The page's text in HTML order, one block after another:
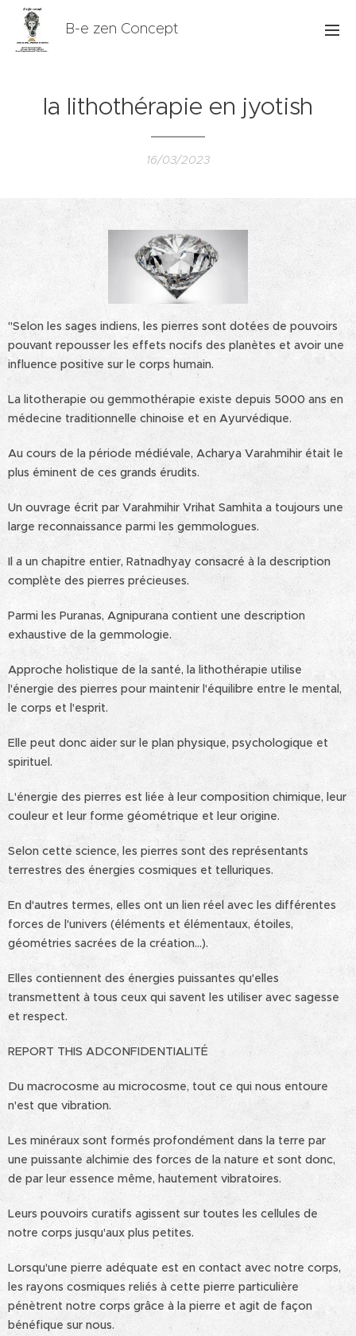
B-e zen Concept
la lithothérapie en jyotish
16/03/2023
"Selon les sages indiens, les pierres sont dotées de pouvoirs
pouvant repousser les effets nocifs des planètes et avoir une
influence positive sur le corps humain.
La litotherapie ou gemmothérapie existe depuis 5000 ans en
médecine traditionnelle chinoise et en Ayurvédique.
Au cours de la période médiévale, Acharya Varahmihir était le
plus éminent de ces grands érudits.
Un ouvrage écrit par Varahmihir Vrihat Samhita a toujours une
large reconnaissance parmi les gemmologues.
Il a un chapitre entier, Ratnadhyay consacré à la description
complète des pierres précieuses.
Parmi les Puranas, Agnipurana contient une description
exhaustive de la gemmologie.
Approche holistique de la santé, la lithothérapie utilise
l'énergie des pierres pour maintenir l'équilibre entre le mental,
le corps et l'esprit.
Elle peut donc aider sur le plan physique, psychologique et
spirituel.
L'énergie des pierres est liée à leur composition chimique, leur
couleur et leur forme géométrique et leur origine.
Selon cette science, les pierres sont des représentants
terrestres des énergies cosmiques et telluriques.
En d'autres termes, elles ont un lien réel avec les différentes
forces de l'univers (éléments et élémentaux, étoiles,
géométries sacrées de la création…).
Elles contiennent des énergies puissantes qu'elles
transmettent à tous ceux qui savent les utiliser avec sagesse
et respect.
REPORT THIS ADCONFIDENTIALITÉ
Du macrocosme au microcosme, tout ce qui nous entoure
n'est que vibration.
Les minéraux sont formés profondément dans la terre par
une puissante alchimie des forces de la nature et sont donc,
de par leur essence même, hautement vibratoires.
Leurs pouvoirs curatifs agissent sur toutes les cellules de
notre corps jusqu'aux plus petites.
Lorsqu'une pierre adéquate est en contact avec notre corps,
les rayons cosmiques reliés à cette pierre particulière
pénètrent notre corps grâce à la pierre et agit de façon
bénéfique sur nous.